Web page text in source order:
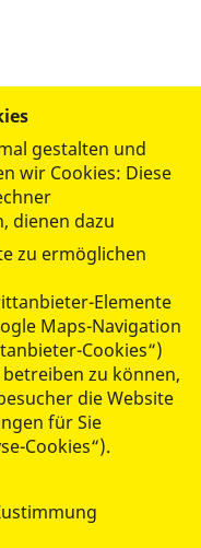
gestalten und
wir Cookies: Diese
dienen dazu
zu ermöglichen
Elemente
Maps-Navigation
Cookies“)
zu können,
die Website
für Sie
Cookies“).